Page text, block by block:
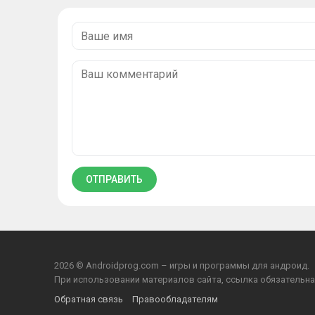
2026 © Androidprog.com – игры и программы для андроид.
При использовании материалов сайта, ссылка
Обратная связь
Правообладателям